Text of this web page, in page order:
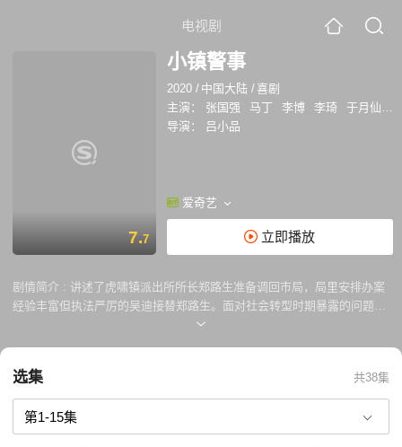
电视剧
7.7
小镇警事
2020 / 中国大陆 /喜剧
主演：
张国强 马丁 李博 李琦 于月仙
导演：
吕小品
爱奇艺
立即播放
剧情简介 : 讲述了虎啸镇派出所所长郑路生准备调回市局，局里安排办案
经验丰富但执法严厉的吴迪接替郑路生。面对社会转型时期暴露的问题，
郑路生与吴迪展开普法教育，解决村民见的矛盾纠葛，让虎啸镇在法制道
选集 共38集